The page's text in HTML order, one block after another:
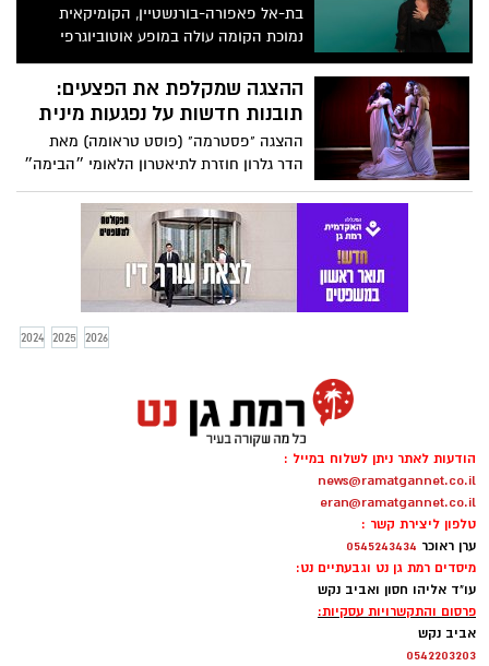
בת-אל פאפורה-בורנשטיין, הקומיקאית
נמוכת הקומה עולה במופע אוטוביוגרפי
המשלב סטנדאפ ושירים מקוריים ומציע
הצצה ייחודית ומרגשת לעולמה האישי
ההצגה שמקלפת את הפצעים:
תובנות חדשות על נפגעות מינית
ההצגה "פסטרמה" (פוסט טראומה) מאת
הדר גלרון חוזרת לתיאטרון הלאומי ״הבימה״
2024 2025 2026
הודעות לאתר ניתן לשלוח במייל :
news@ramatgannet.co.il
eran@ramatgannet.co.il
טלפון ליצירת קשר :
ערן ראוכר 0545243434
מיסדים רמת גן נט וגבעתיים נט:
עו"ד אליהו חסון ואביב נקש
פרסום והתקשרויות עסקיות:
אביב נקש
0542203203